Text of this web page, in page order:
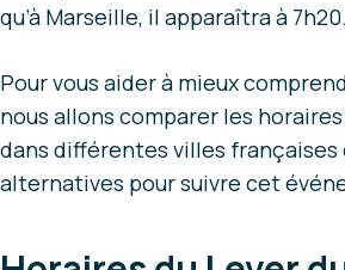
qu’à Marseille, il apparaîtra à 7h20.
Pour vous aider à mieux
nous allons comparer les
dans différentes villes françaises
alternatives pour suivre cet